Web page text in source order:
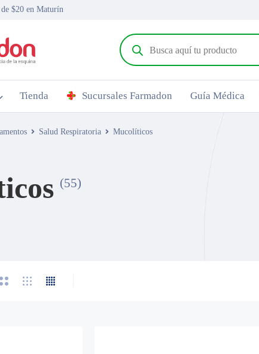
$20 en Maturín
Tienda Sucursales Farmadon Guía Médica
Salud Respiratoria Mucolíticos
(55)